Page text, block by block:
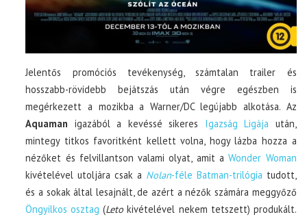
Jelentős promóciós tevékenység, számtalan trailer és
hosszabb-rövidebb bejátszás után végre egészben is
megérkezett a mozikba a Warner/DC legújabb alkotása. Az
Aquaman igazából a kevéssé sikeres Igazság Ligája után,
mintegy titkos favoritként kellett volna, hogy lázba hozza a
nézőket és felvillantson valami olyat, amit aWonder Woman
kivételével utoljára csak a Nolan-féle Batman-trilógia tudott,
és a sokak által lesajnált, de azért a nézők számára meggyőző
Öngyilkos osztag (Leto kivételével nekem tetszett) produkált.